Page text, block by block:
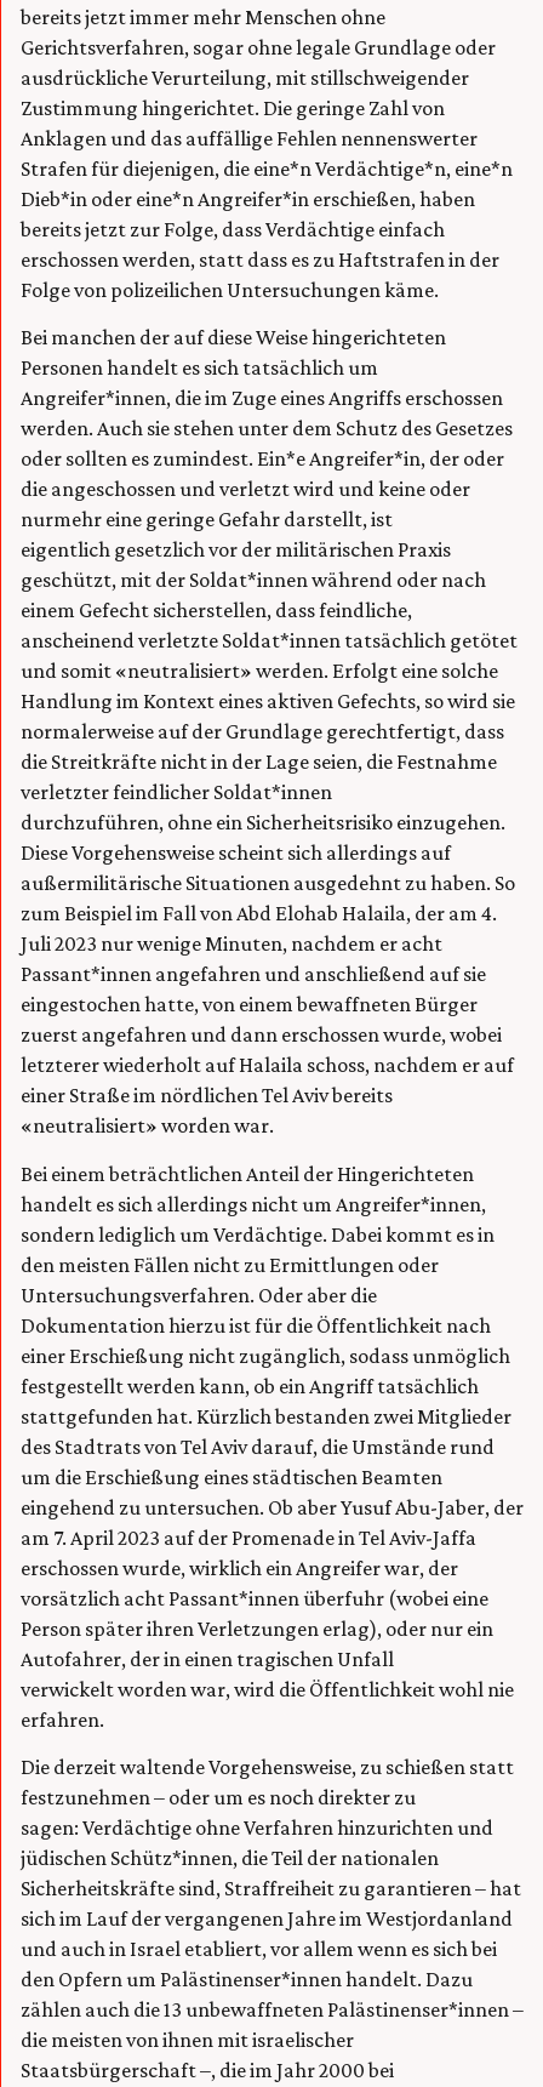
bereits jetzt immer mehr Menschen ohne
Gerichtsverfahren, sogar ohne legale Grundlage oder
ausdrückliche Verurteilung, mit stillschweigender
Zustimmung hingerichtet. Die geringe Zahl von
Anklagen und das auffällige Fehlen nennenswerter
Strafen für diejenigen, die eine*n Verdächtige*n, eine*n
Dieb*in oder eine*n Angreifer*in erschießen, haben
bereits jetzt zur Folge, dass Verdächtige einfach
erschossen werden, statt dass es zu Haftstrafen in der
Folge von polizeilichen Untersuchungen käme.
Bei manchen der auf diese Weise hingerichteten
Personen handelt es sich tatsächlich um
Angreifer*innen, die im Zuge eines Angriffs erschossen
werden. Auch sie stehen unter dem Schutz des Gesetzes
oder sollten es zumindest. Ein*e Angreifer*in, der oder
die angeschossen und verletzt wird und keine oder
nurmehr eine geringe Gefahr darstellt, ist
eigentlich gesetzlich vor der militärischen Praxis
geschützt, mit der Soldat*innen während oder nach
einem Gefecht sicherstellen, dass feindliche,
anscheinend verletzte Soldat*innen tatsächlich getötet
und somit «neutralisiert» werden. Erfolgt eine solche
Handlung im Kontext eines aktiven Gefechts, so wird sie
normalerweise auf der Grundlage gerechtfertigt, dass
die Streitkräfte nicht in der Lage seien, die Festnahme
verletzter feindlicher Soldat*innen
durchzuführen, ohne ein Sicherheitsrisiko einzugehen.
Diese Vorgehensweise scheint sich allerdings auf
außermilitärische Situationen ausgedehnt zu haben. So
zum Beispiel im Fall von Abd Elohab Halaila, der am 4.
Juli 2023 nur wenige Minuten, nachdem er acht
Passant*innen angefahren und anschließend auf sie
eingestochen hatte, von einem bewaffneten Bürger
zuerst angefahren und dann erschossen wurde, wobei
letzterer wiederholt auf Halaila schoss, nachdem er auf
einer Straße im nördlichen Tel Aviv bereits
«neutralisiert» worden war.
Bei einem beträchtlichen Anteil der Hingerichteten
handelt es sich allerdings nicht um Angreifer*innen,
sondern lediglich um Verdächtige. Dabei kommt es in
den meisten Fällen nicht zu Ermittlungen oder
Untersuchungsverfahren. Oder aber die
Dokumentation hierzu ist für die Öffentlichkeit nach
einer Erschießung nicht zugänglich, sodass unmöglich
festgestellt werden kann, ob ein Angriff tatsächlich
stattgefunden hat. Kürzlich bestanden zwei Mitglieder
des Stadtrats von Tel Aviv darauf, die Umstände rund
um die Erschießung eines städtischen Beamten
eingehend zu untersuchen. Ob aber Yusuf Abu-Jaber, der
am 7. April 2023 auf der Promenade in Tel Aviv-Jaffa
erschossen wurde, wirklich ein Angreifer war, der
vorsätzlich acht Passant*innen überfuhr (wobei eine
Person später ihren Verletzungen erlag), oder nur ein
Autofahrer, der in einen tragischen Unfall
verwickelt worden war, wird die Öffentlichkeit wohl nie
erfahren.
Die derzeit waltende Vorgehensweise, zu schießen statt
festzunehmen – oder um es noch direkter zu
sagen: Verdächtige ohne Verfahren hinzurichten und
jüdischen Schütz*innen, die Teil der nationalen
Sicherheitskräfte sind, Straffreiheit zu garantieren – hat
sich im Lauf der vergangenen Jahre im Westjordanland
und auch in Israel etabliert, vor allem wenn es sich bei
den Opfern um Palästinenser*innen handelt. Dazu
zählen auch die 13 unbewaffneten Palästinenser*innen –
die meisten von ihnen mit israelischer
Staatsbürgerschaft –, die im Jahr 2000 bei